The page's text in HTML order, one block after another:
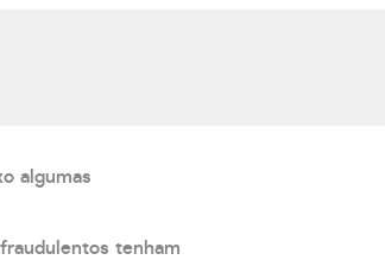
algumas
tenham